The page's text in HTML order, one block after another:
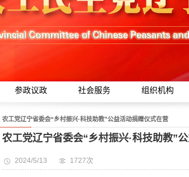
参政议政 社会服务 组织机构
农工党辽宁省委会“乡村振兴·科技助教”公益活动捐赠仪式在营
口市鲅鱼圈区举行
农工党辽宁省委会“乡村振兴·科技助教”
2024/5/13 1727次